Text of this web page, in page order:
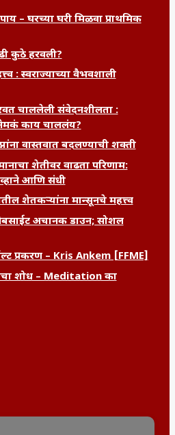
– घरच्या घरी मिळवा प्राथमिक
कुठे हरवली?
: स्वराज्याच्या वैभवशाली
चाललेली संवेदनशीलता :
काय चाललंय?
वास्तवात बदलण्याची शक्ती
शेतीवर वाढता परिणाम:
आणि संधी
शेतकऱ्यांना मान्सूनचे महत्त्व
वेबसाईट अचानक डाउन; सोशल
प्रकरण – Kris Ankem [FFME]
शोध – Meditation का